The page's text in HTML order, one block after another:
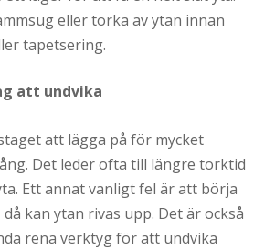
eller torka av ytan innan
tapetsering.
att undvika
att lägga på för mycket
Det leder ofta till längre torktid
Ett annat vanligt fel är att börja
kan ytan rivas upp. Det är också
rena verktyg för att undvika